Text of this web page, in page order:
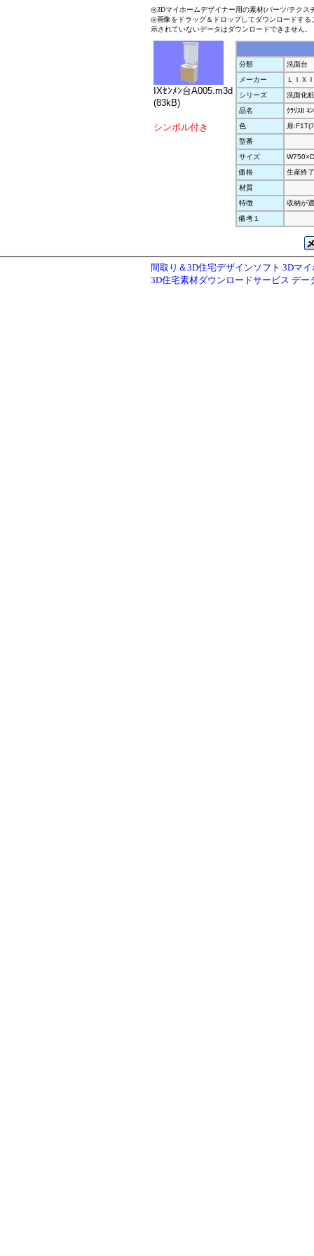
◎3Dマイホームデザイナー用の素材(パーツ/テクス
◎画像をドラッグ＆ドロップしてダウンロードす
示されていないデータはダウンロードできません。
IXｾﾝﾒﾝ台A005.m3d
(83kB)
シンボル付き
分類
洗面台
メーカー
ＬＩＸ
シリーズ
洗面化
品名
ｸﾗﾘｽⅡ ｺ
色
扉:F1T(
型番
サイズ
価格
生産終了
材質
特徴
収納が
備考１
間取り＆3D住宅デザインソフト 3Dマ
3D住宅素材ダウンロードサービス デー